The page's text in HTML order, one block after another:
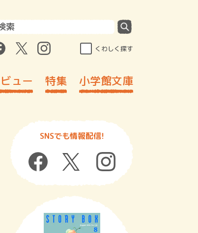
くわしく探す
ュー 特集 小学館文庫
SNSでも情報配信!